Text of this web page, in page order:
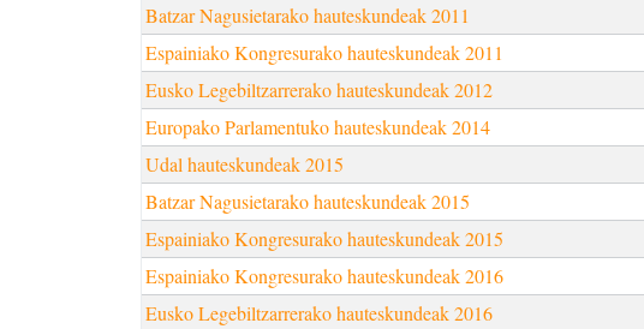
Batzar Nagusietarako hauteskundeak 2011
Espainiako Kongresurako hauteskundeak 2011
Eusko Legebiltzarrerako hauteskundeak 2012
Europako Parlamentuko hauteskundeak 2014
Udal hauteskundeak 2015
Batzar Nagusietarako hauteskundeak 2015
Espainiako Kongresurako hauteskundeak 2015
Espainiako Kongresurako hauteskundeak 2016
Eusko Legebiltzarrerako hauteskundeak 2016